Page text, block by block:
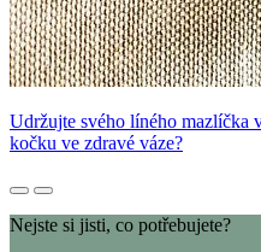
Udržujte svého líného mazlíčka
kočku ve zdravé váze?
Nejste si jisti, co potřebujete?